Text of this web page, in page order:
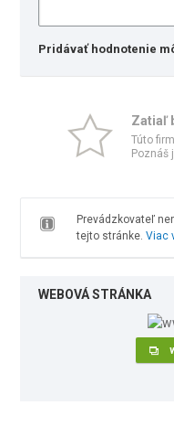
Pridávať hodnotenie
Zatiaľ
Túto
Poznáš
Prevádzkovateľ
tejto stránke. Viac
WEBOVÁ STRÁNKA